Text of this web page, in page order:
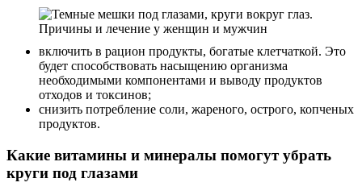
включить в рацион продукты, богатые клетчаткой. Это
будет способствовать насыщению организма
необходимыми компонентами и выводу продуктов
отходов и токсинов;
снизить потребление соли, жареного, острого, копченых
продуктов.
Какие витамины и минералы помогут убрать
круги под глазами